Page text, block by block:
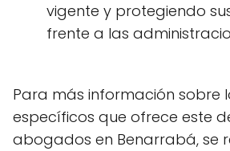
vigente y protegiendo
frente a las
Para más información sobre
específicos que ofrece este
abogados en Benarrabá, se